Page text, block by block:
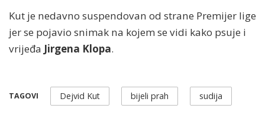
Kut je nedavno suspendovan od strane Premijer lige
jer se pojavio snimak na kojem se vidi kako psuje i
vrijeđa Jirgena Klopa.
TAGOVI Dejvid Kut bijeli prah sudija